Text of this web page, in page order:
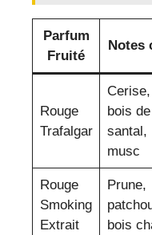
Parfum
Fruité
Notes
Rouge
Trafalgar
Cerise,
bois de
santal,
musc
Rouge
Smoking
Extrait
Prune,
bois